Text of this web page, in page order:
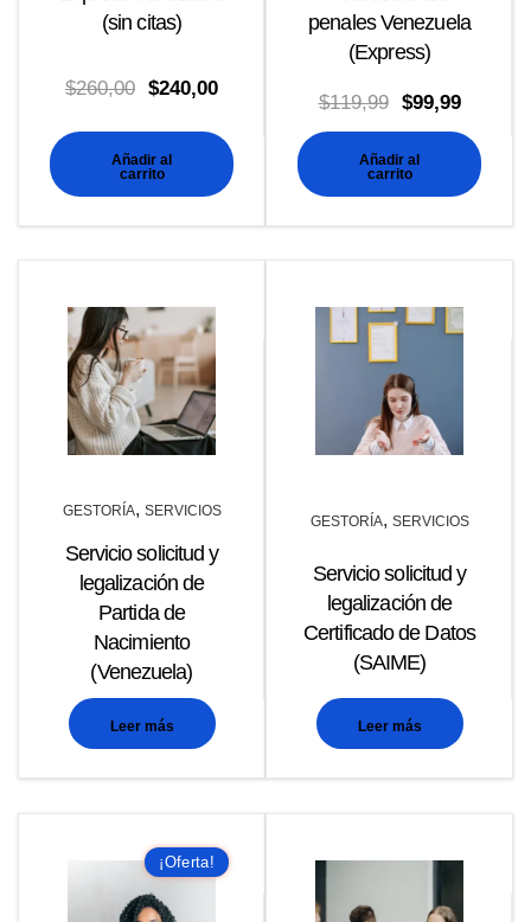
(sin citas)
$260,00 El
original
era:
$240,00El
actual
es:
$240,00.
Añadir al
carrito
penales Venezuela
(Express)
$119,99
El
precio
original
$99,99El
precio
actual
Añadir al
carrito
GESTORÍA, SERVICIOS
Servicio solicitud y
legalización de
Partida de
Nacimiento
(Venezuela)
Leer más
GESTORÍA, SERVICIOS
Servicio solicitud y
legalización de
Certificado de Datos
(SAIME)
Leer más
¡Oferta!